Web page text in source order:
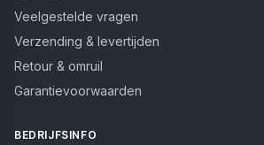
Veelgestelde vragen
Verzending & levertijden
Retour & omruil
Garantievoorwaarden
BEDRIJFSINFO